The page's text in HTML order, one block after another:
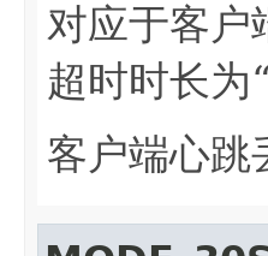
对应于客
超时时长
客户端心跳